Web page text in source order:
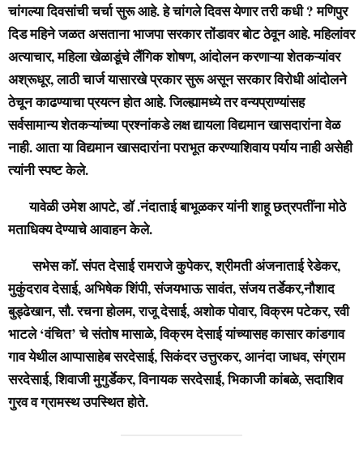
चांगल्या दिवसांची चर्चा सुरू आहे. हे चांगले दिवस येणार तरी कधी ? मणिपुर
दिड महिने जळत असताना भाजपा सरकार तोंडावर बोट ठेवून आहे. महिलांवर
अत्याचार, महिला खेळाडूंचे लैंगिक शोषण, आंदोलन करणाऱ्या शेतकऱ्यांवर
अश्रूधूर, लाठी चार्ज यासारखे प्रकार सुरू असून सरकार विरोधी आंदोलने
ठेचून काढण्याचा प्रयत्न होत आहे. जिल्ह्यामध्ये तर वन्यप्राण्यांसह
सर्वसामान्य शेतकऱ्यांच्या प्रश्नांकडे लक्ष द्यायला विद्यमान खासदारांना वेळ
नाही. आता या विद्यमान खासदारांना पराभूत करण्याशिवाय पर्याय नाही असेही
त्यांनी स्पष्ट केले.
यावेळी उमेश आपटे, डॉ .नंदाताई बाभूळकर यांनी शाहू छत्रपतींना मोठे
मताधिक्य देण्याचे आवाहन केले.
सभेस कॉ. संपत देसाई रामराजे कुपेकर, श्रीमती अंजनाताई रेडेकर,
मुकुंदराव देसाई, अभिषेक शिंपी, संजयभाऊ सावंत, संजय तर्डेकर,नौशाद
बुड्ढेखान, सौ. रचना होलम, राजू देसाई, अशोक पोवार, विक्रम पटेकर, रवी
भाटले ‘वंचित’ चे संतोष मासाळे, विक्रम देसाई यांच्यासह कासार कांडगाव
गाव येथील आप्पासाहेब सरदेसाई, सिकंदर उत्तुरकर, आनंदा जाधव, संग्राम
सरदेसाई, शिवाजी मुगुर्डेकर, विनायक सरदेसाई, भिकाजी कांबळे, सदाशिव
गुरव व ग्रामस्थ उपस्थित होते.